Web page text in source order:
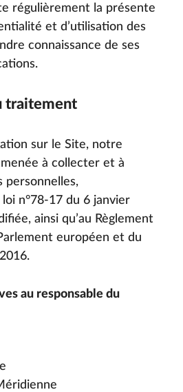
régulièrement la présente
et d’utilisation des
connaissance de ses
traitement
sur le Site, notre
à collecter et à
personnelles,
n°78-17 du 6 janvier
ainsi qu’au Règlement
européen et du
au responsable du